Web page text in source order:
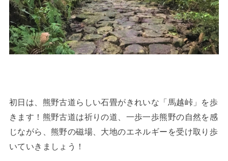
初日は、熊野古道らしい石畳がきれいな「馬越峠」を歩
きます！熊野古道は祈りの道、一歩一歩熊野の自然を感
じながら、熊野の磁場、大地のエネルギーを受け取り歩
いていきましょう！